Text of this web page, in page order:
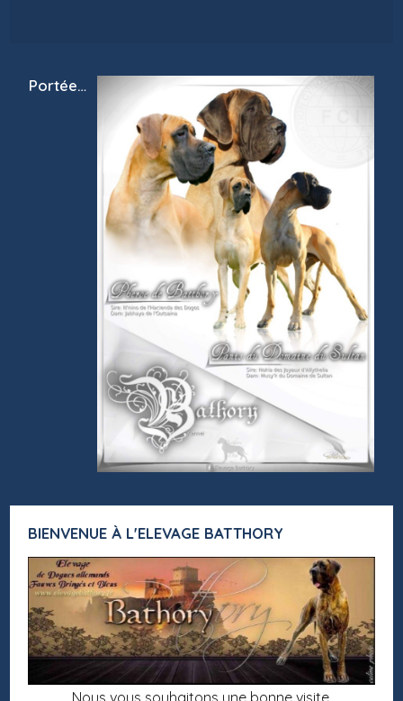
Portée
BIENVENUE À L'ELEVAGE BATTHORY
Nous vous souhaitons une bonne visite.